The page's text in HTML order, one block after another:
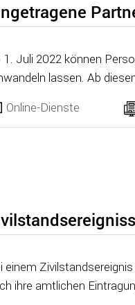
1. Juli 2022 können
lassen. Ab
Online-Dienste
einem
ihre amtlichen